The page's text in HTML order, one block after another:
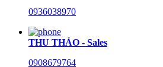
0936038970
THU THẢO - Sales
0908679764